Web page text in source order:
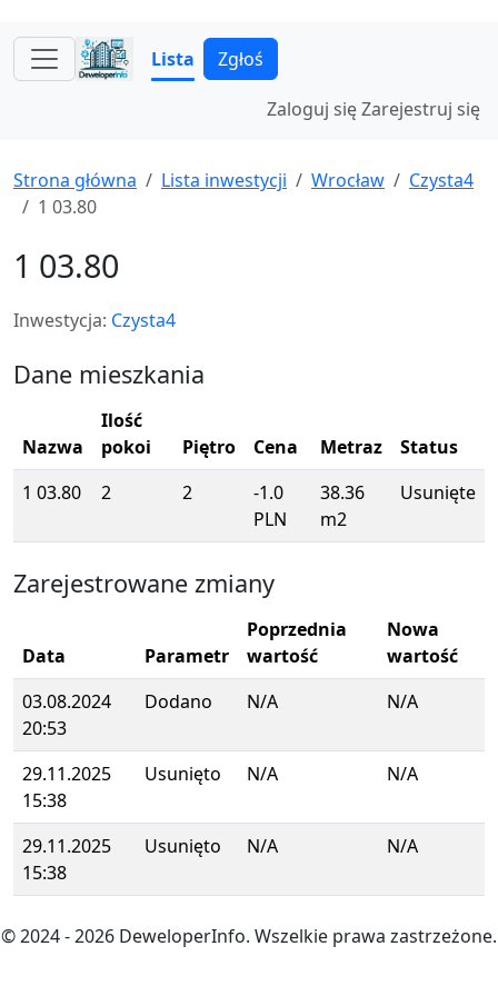
Lista Zgłoś
Zaloguj sięZarejestruj się
Strona główna Lista inwestycji Wrocław
Czysta4
1 03.80
1 03.80
Inwestycja: Czysta4
Dane mieszkania
Nazwa
Ilość
pokoi
Piętro Cena Metraz
Status
1 03.80
2 2
-1.0
PLN
38.36
m2
Usunięte
Zarejestrowane zmiany
Data Parametr
Poprzednia
wartość
Nowa
wartość
03.08.2024
20:53
Dodano N/A N/A
29.11.2025
15:38
Usunięto N/A N/A
29.11.2025
15:38
Usunięto N/A N/A
© 2024- 2026 DeweloperInfo. Wszelkie prawa zastrzeżone.